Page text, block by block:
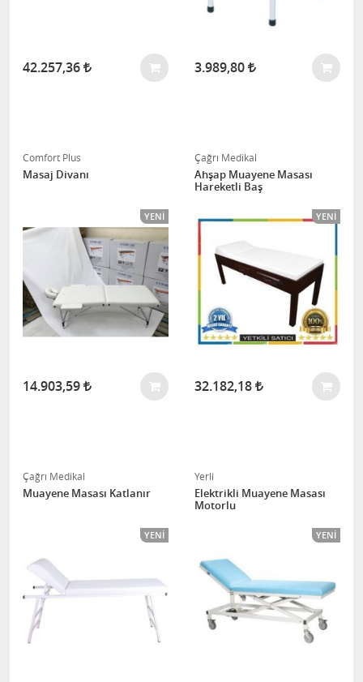
42.257,36 3.989,80
Comfort Plus
Masaj Divanı
YENI
14.903,59
Çağrı Medikal
Ahşap Muayene Masası
Hareketli Baş
YENI
32.182,18
Çağrı Medikal
Muayene Masası Katlanır
YENI
Yerli
Elektrikli Muayene Masası
Motorlu
YENI